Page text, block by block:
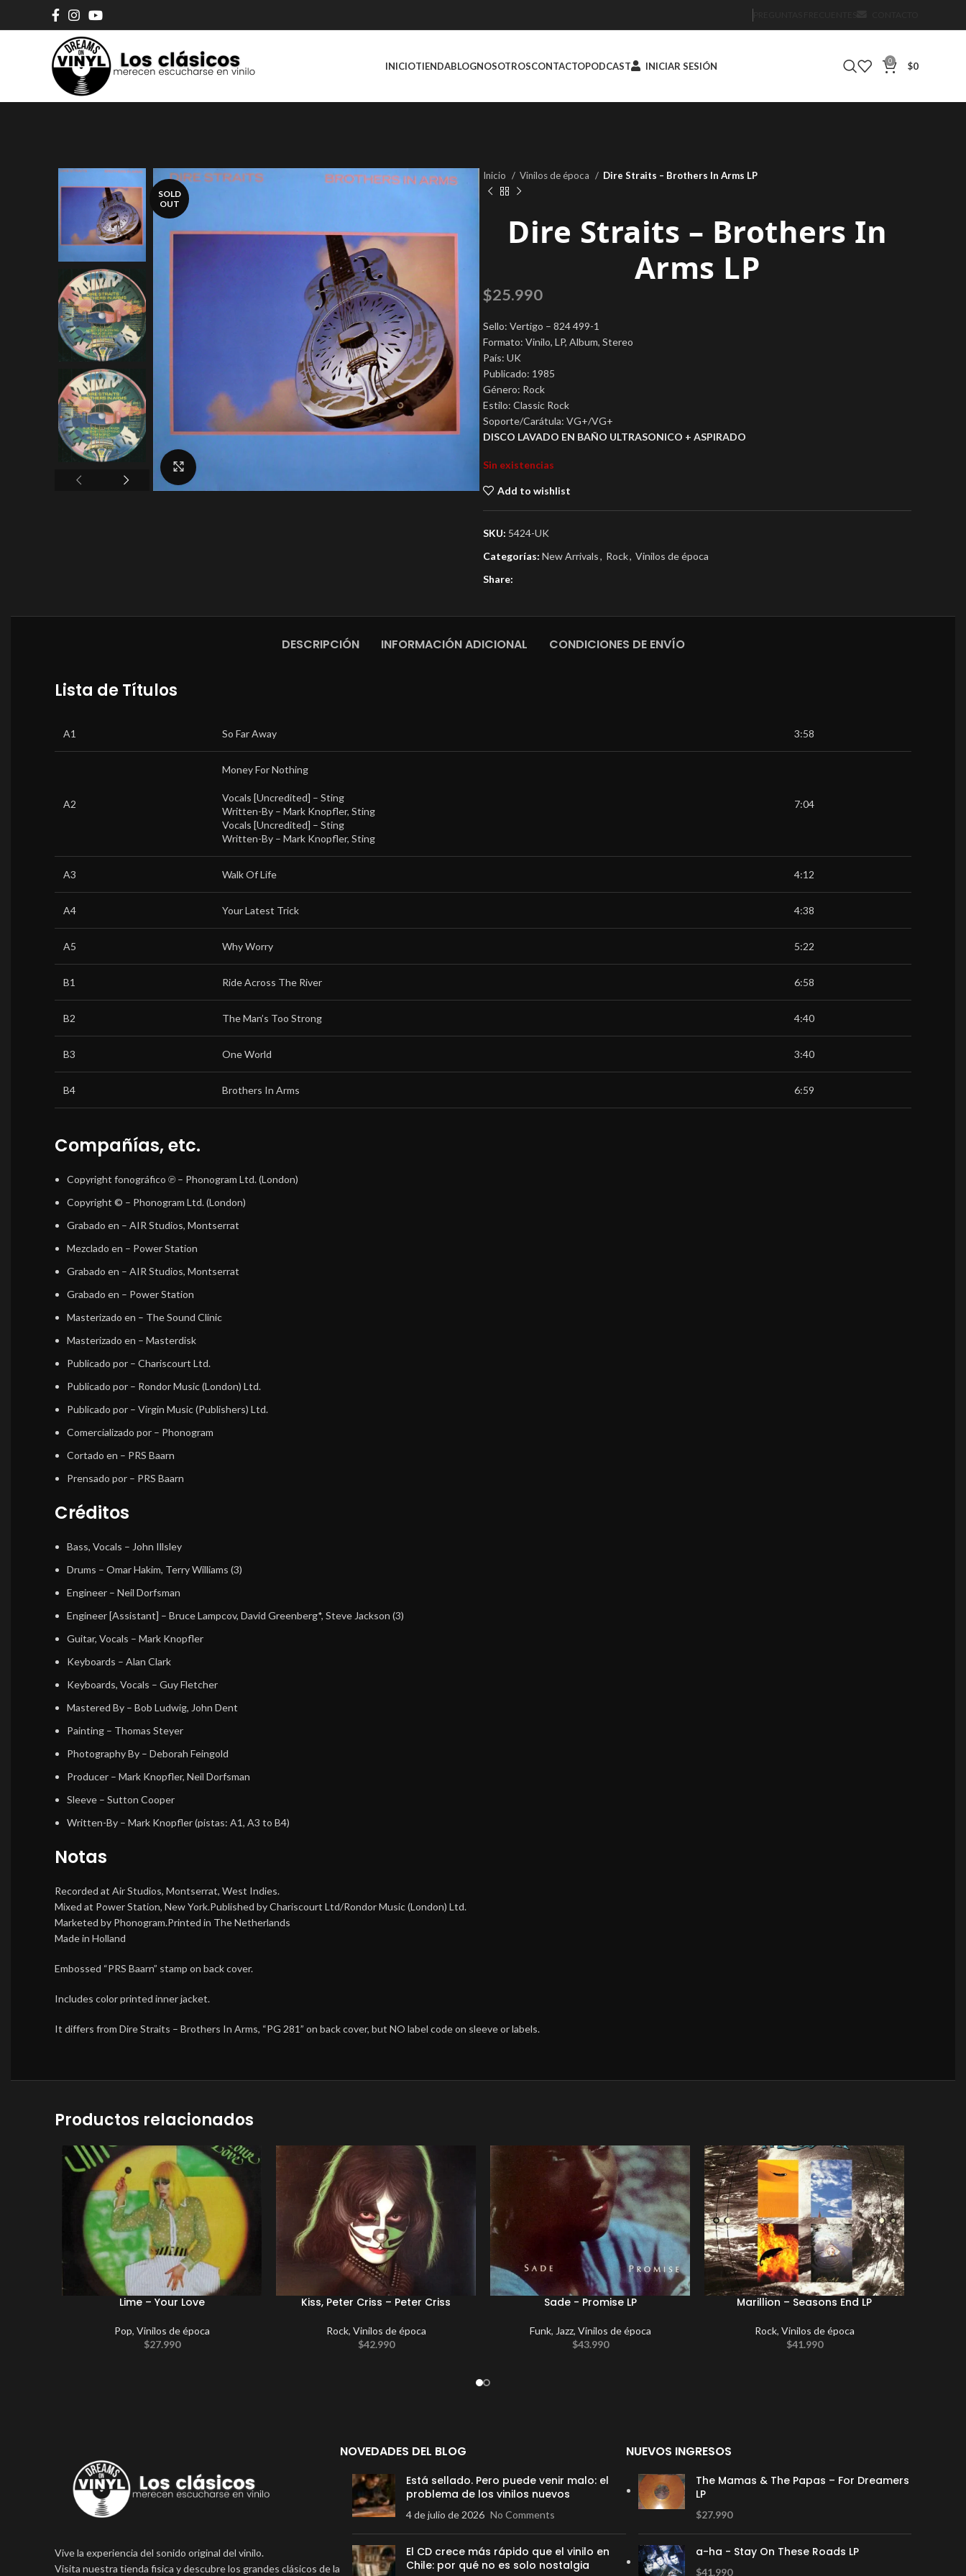
INICIOTIENDABLOGNOSOTROSCONTACTOPODCAST INICIAR SESIÓN 0 $0
SOLD
OUT
Inicio Vinilos de época Dire Straits – Brothers In Arms LP
Dire Straits – Brothers In
Arms LP
$25.990
Sello: Vertigo – 824 499-1
Formato: Vinilo, LP, Album, Stereo
País: UK
Publicado: 1985
Género: Rock
Estilo: Classic Rock
Soporte/Carátula: VG+/VG+
DISCO LAVADO EN BAÑO ULTRASONICO + ASPIRADO
Sin existencias
Add to wishlist
SKU: 5424-UK
Categorías: New Arrivals, Rock, Vinilos de época
Share:
DESCRIPCIÓN INFORMACIÓN ADICIONAL CONDICIONES DE ENVÍO
Lista de Títulos
A1 So Far Away 3:58
A2
Money For Nothing
Vocals [Uncredited] – Sting
Written-By – Mark Knopfler, Sting
Vocals [Uncredited] – Sting
Written-By – Mark Knopfler, Sting
7:04
A3 Walk Of Life 4:12
A4 Your Latest Trick 4:38
A5 Why Worry 5:22
B1 Ride Across The River 6:58
B2 The Man’s Too Strong 4:40
B3 One World 3:40
B4 Brothers In Arms 6:59
Compañías, etc.
Copyright fonográfico ℗ – Phonogram Ltd. (London)
Copyright © – Phonogram Ltd. (London)
Grabado en – AIR Studios, Montserrat
Mezclado en – Power Station
Grabado en – AIR Studios, Montserrat
Grabado en – Power Station
Masterizado en – The Sound Clinic
Masterizado en – Masterdisk
Publicado por – Chariscourt Ltd.
Publicado por – Rondor Music (London) Ltd.
Publicado por – Virgin Music (Publishers) Ltd.
Comercializado por – Phonogram
Cortado en – PRS Baarn
Prensado por – PRS Baarn
Créditos
Bass, Vocals – John Illsley
Drums – Omar Hakim, Terry Williams (3)
Engineer – Neil Dorfsman
Engineer [Assistant] – Bruce Lampcov, David Greenberg*, Steve Jackson (3)
Guitar, Vocals – Mark Knopfler
Keyboards – Alan Clark
Keyboards, Vocals – Guy Fletcher
Mastered By – Bob Ludwig, John Dent
Painting – Thomas Steyer
Photography By – Deborah Feingold
Producer – Mark Knopfler, Neil Dorfsman
Sleeve – Sutton Cooper
Written-By – Mark Knopfler(pistas: A1, A3 to B4)
Notas
Recorded at Air Studios, Montserrat, West Indies.
Mixed at Power Station, New York.Published by Chariscourt Ltd/Rondor Music (London) Ltd.
Marketed by Phonogram.Printed in The Netherlands
Made in Holland
Embossed “PRS Baarn” stamp on back cover.
Includes color printed inner jacket.
It differs from Dire Straits – Brothers In Arms, “PG 281” on back cover, but NO label code on sleeve or labels.
Productos relacionados
Lime – Your Love
Pop, Vinilos de época
$27.990
Kiss, Peter Criss – Peter Criss
Rock, Vinilos de época
$42.990
Sade ‎- Promise LP
Funk, Jazz, Vinilos de época
$43.990
Marillion – Seasons End LP
Rock, Vinilos de época
$41.990
Vive la experiencia del sonido original del vinilo.
Visita nuestra tienda fisica y descubre los grandes clásicos de la
NOVEDADES DEL BLOG
Está sellado. Pero puede venir malo: el
problema de los vinilos nuevos
4 de julio de 2026 No Comments
El CD crece más rápido que el vinilo en
Chile: por qué no es solo nostalgia
NUEVOS INGRESOS
The Mamas & The Papas – For Dreamers
LP
$27.990
a-ha - Stay On These Roads LP
$41.990